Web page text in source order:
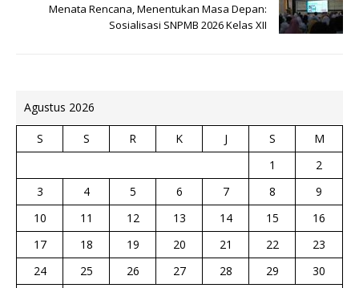
Menata Rencana, Menentukan Masa Depan:
Sosialisasi SNPMB 2026 Kelas XII
Agustus 2026
S S R K J S
M
1
2
3
4 5 6 7 8
9
10
11 12 13 14 15
16
17
18 19 20 21 22
23
24
25 26 27 28 29
30